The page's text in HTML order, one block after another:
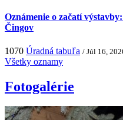
Oznámenie o začatí
Čingov
1070 Úradná tabuľa / Júl 16,
Všetky oznamy
Fotogalérie